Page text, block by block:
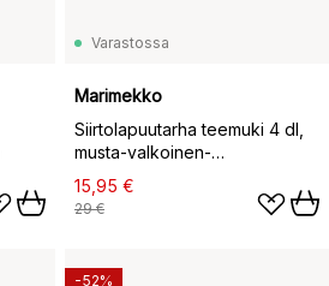
Varastossa
Marimekko
Siirtolapuutarha teemuki 4 dl,
musta-valkoinen-
vaaleanpunainen
15,95 €
29 €
-52%